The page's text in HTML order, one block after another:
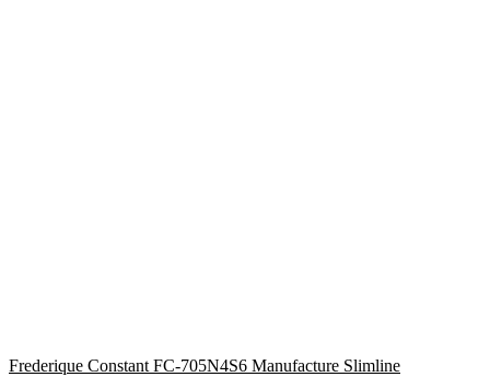
Frederique Constant FC-705N4S6 Manufacture Slimline